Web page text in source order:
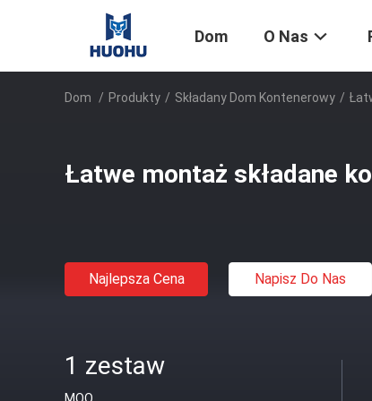
Dom O Nas
Dom / Produkty / Składany Dom Kontenerowy /
Łatwe montaż składane
Najlepsza Cena Napisz Do Nas
1 zestaw